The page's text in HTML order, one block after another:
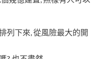
列下來, 從風險最大的開